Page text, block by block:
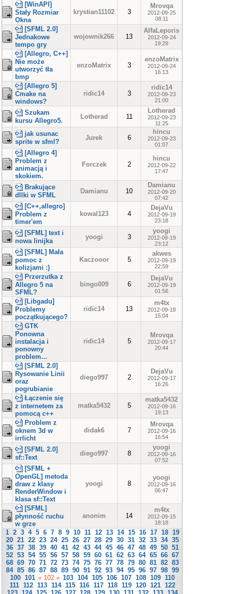
[WinAPI]
Stały Rozmiar
Okna
krystian11102 3
Mrovqa
2012-09-25
08:11
[SFML 2.0]
Jednakowe
tempo gry
wojownik266 13
AlfaLeporis
2012-09-24
19:29
[Allegro, C++]
Nie może
utworzyć tła
bmp
enzoMatrix 3
enzoMatrix
2012-09-24
16:13
[Allegro 5]
Cmake na
windows?
ridic14 3
ridic14
2012-09-23
21:00
Szukam
kursu Allegro5.
Lotherad 11
Lotherad
2012-09-23
11:25
jak usunac
sprite w sfml?
Jurek 6
hincu
2012-09-23
01:07
[Allegro 4]
Problem z
animacją i
skokiem.
Forczek 2
hincu
2012-09-22
17:47
Brakujące
dllki w SFML
Damianu 10
Damianu
2012-09-20
07:42
[C++,allegro]
Problem z
timer'em
kowal123 4
DejaVu
2012-09-19
23:18
[SFML] text i
nowa linijka
yoogi 3
yoogi
2012-09-19
23:12
[SFML] Mała
pomoc z
kolizjami :)
Kaczooor 5
akwes
2012-09-19
22:59
Przerzutka z
Allegro 5 na
SFML?
bingo009 6
DejaVu
2012-09-19
01:56
[Libgadu]
Problemy
początkującego?
ridic14 13
m4tx
2012-09-18
15:04
GTK
Ponowna
instalacja i
ponowny
problem...
ridic14 5
Mrovqa
2012-09-17
20:44
[SFML 2.0]
Rysowanie Linii
oraz
pogrubianie
diego997 2
DejaVu
2012-09-17
16:26
Łączenie się
z internetem za
pomocą c++
matka5432 5
matka5432
2012-09-16
19:13
Problem z
oknem 3d w
irrlicht
didak6 7
Mrovqa
2012-09-16
16:54
[SFML 2.0]
sf::Text
diego997 8
yoogi
2012-09-16
07:52
[SFML +
OpenGL] metoda
draw z klasy
RenderWindow i
klasa sf::Text
yoogi 8
yoogi
2012-09-16
06:47
[SFML]
płynność ruchu
w grze
anonim 14
m4tx
2012-09-15
18:18
1 2 3 4 5 6 7 8 9 10 11 12 13 14 15 16 17 18 19
20 21 22 23 24 25 26 27 28 29 30 31 32 33 34 35
36 37 38 39 40 41 42 43 44 45 46 47 48 49 50 51
52 53 54 55 56 57 58 59 60 61 62 63 64 65 66 67
68 69 70 71 72 73 74 75 76 77 78 79 80 81 82 83
84 85 86 87 88 89 90 91 92 93 94 95 96 97 98 99
100 101 « 102 » 103 104 105 106 107 108 109 110
111 112 113 114 115 116 117 118 119 120 121 122